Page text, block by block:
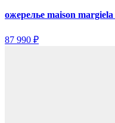
ожерелье maison
87 990 ₽